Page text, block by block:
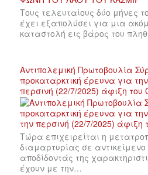
Τους τελευταίους δύο μήνες
έχει εξαπολύσει για μια
καταστολή εις βάρος του
Αντιπολεμική Πρωτοβουλία
προκαταρκτική έρευνα για
περσινή (22/7/2025) άφιξη του
Τώρα επιχειρείται η
διαμαρτυρίας σε αντικείμενο
αποδίδοντάς της
έχουν με την…